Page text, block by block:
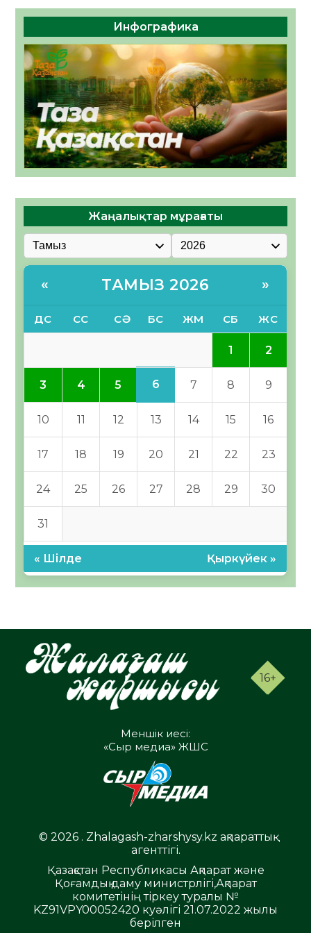
Инфографика
Жаңалықтар мұрағаты
« ТАМЫЗ 2026 »
ДС СС СӘ БС ЖМ СБ ЖС
1 2
3 4 5 6 7 8 9
10 11 12 13 14 15 16
17 18 19 20 21 22 23
24 25 26 27 28 29 30
31
« Шілде Қыркүйек »
16+
Меншік иесі:
«Сыр медиа» ЖШС
© 2026 . Zhalagash-zharshysy.kz ақпараттық
агенттігі.
Қазақстан Республикасы Ақпарат және
Қоғамдық даму министрлігі,Ақпарат
комитетінің тіркеу туралы №
KZ91VPY00052420 куәлігі 21.07.2022 жылы
берілген